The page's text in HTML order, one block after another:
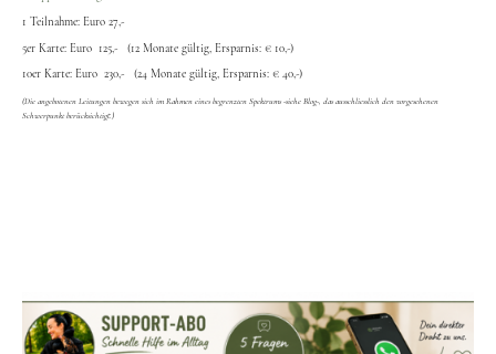
1 Teilnahme: Euro 27,-
5er Karte: Euro 125,- (12 Monate gültig, Ersparnis: € 10,-)
10er Karte: Euro 230,- (24 Monate gültig, Ersparnis: € 40,-)
(Die angebotenen Leitungen bewegen sich im Rahmen eines begrenzten Spektrums -siehe Blog-, das ausschliesslich den vorgesehenen
Schwerpunkt berücksichtigt.)